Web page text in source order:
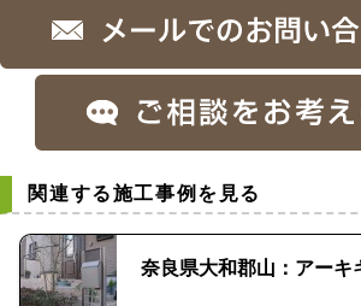
関連する施工事例を見る